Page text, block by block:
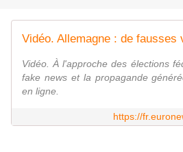
Vidéo. À l'approche des élections
fake news et la propagande
en ligne.
https://